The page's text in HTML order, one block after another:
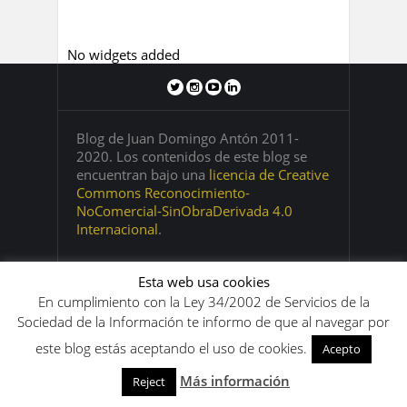
No widgets added
Blog de Juan Domingo Antón 2011-
2020. Los contenidos de este blog se
encuentran bajo una licencia de Creative
Commons Reconocimiento-
NoComercial-SinObraDerivada 4.0
Internacional.
Esta web usa cookies
En cumplimiento con la Ley 34/2002 de Servicios de la
Sociedad de la Información te informo de que al navegar por
este blog estás aceptando el uso de cookies.
Acepto
Reject
Más información